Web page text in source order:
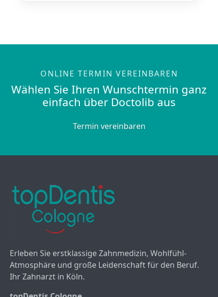
ONLINE TERMIN VEREINBAREN
Wählen Sie Ihren Wunschtermin ganz
einfach über Doctolib aus
Termin vereinbaren
Erleben Sie erstklassige Zahnmedizin, Wohlfühl-
Atmosphäre und große Leidenschaft für den Beruf.
Ihr Zahnarzt in Köln.